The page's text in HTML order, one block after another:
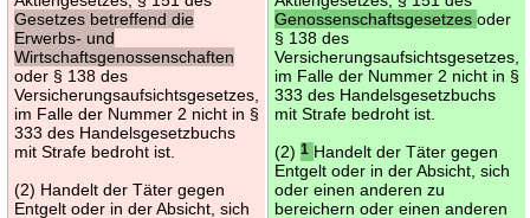
Gesetzes betreffend die
Erwerbs- und
Wirtschaftsgenossenschaften
oder § 138 des
Versicherungsaufsichtsgesetzes,
im Falle der Nummer 2 nicht in §
333 des Handelsgesetzbuchs
mit Strafe bedroht ist.
(2) Handelt der Täter gegen
Entgelt oder in der Absicht, sich
Genossenschaftsgesetzesoder
§ 138 des
Versicherungsaufsichtsgesetzes,
im Falle der Nummer 2 nicht in §
333 des Handelsgesetzbuchs
mit Strafe bedroht ist.
(2)1 Handelt der Täter gegen
Entgelt oder in der Absicht, sich
oder einen anderen zu
bereichern oder einen anderen